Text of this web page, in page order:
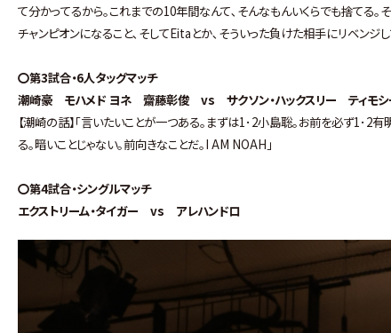
て分かってるから｡これまでの10年間なんて､そんなもんいくらでも捨てる
チャンピオンになること､そしてEitaとか､そういった負けた相手にリベン
〇第3試合・6人タッグマッチ
潮崎豪 モハメド ヨネ 齋藤彰俊 vs サクソン・ハックスリー ティモシ
【潮崎の話】｢言いたいことが一つある｡まずは1･2小島聡｡お前を必ず1･2
る｡暗いことじゃない｡前向きなことだ｡I AM NOAH｣
〇第4試合・シングルマッチ
エクストリーム・タイガー vs アレハンドロ